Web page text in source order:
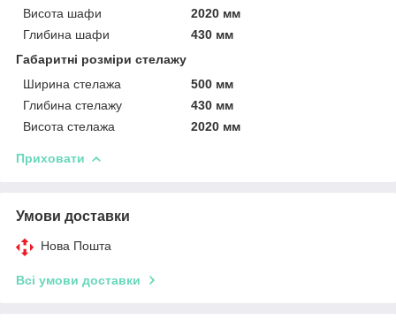
Висота шафи
2020 мм
Глибина шафи
430 мм
Габаритні розміри стелажу
Ширина стелажа
500 мм
Глибина стелажу
430 мм
Висота стелажа
2020 мм
Приховати
Умови доставки
Нова Пошта
Всі умови доставки